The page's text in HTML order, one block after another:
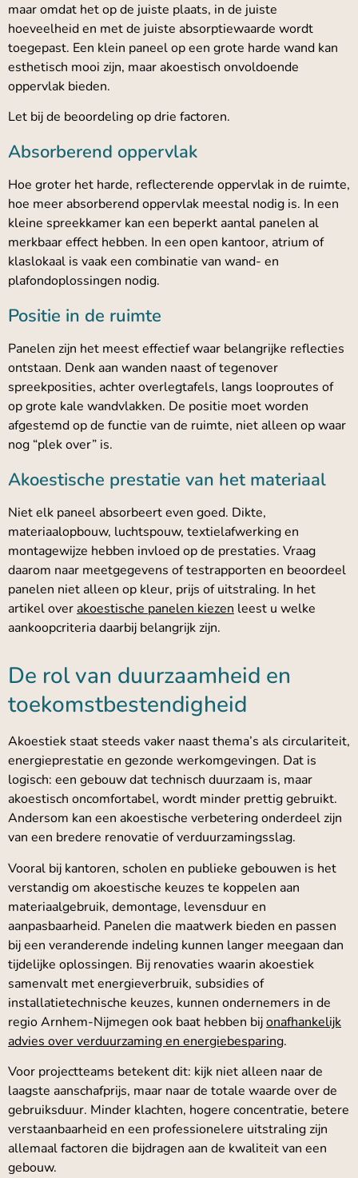
maar omdat het op de juiste plaats, in de juiste
hoeveelheid en met de juiste absorptiewaarde wordt
toegepast. Een klein paneel op een grote harde wand kan
esthetisch mooi zijn, maar akoestisch onvoldoende
oppervlak bieden.
Let bij de beoordeling op drie factoren.
Absorberend oppervlak
Hoe groter het harde, reflecterende oppervlak in de ruimte,
hoe meer absorberend oppervlak meestal nodig is. In een
kleine spreekkamer kan een beperkt aantal panelen al
merkbaar effect hebben. In een open kantoor, atrium of
klaslokaal is vaak een combinatie van wand- en
plafondoplossingen nodig.
Positie in de ruimte
Panelen zijn het meest effectief waar belangrijke reflecties
ontstaan. Denk aan wanden naast of tegenover
spreekposities, achter overlegtafels, langs looproutes of
op grote kale wandvlakken. De positie moet worden
afgestemd op de functie van de ruimte, niet alleen op waar
nog “plek over” is.
Akoestische prestatie van het materiaal
Niet elk paneel absorbeert even goed. Dikte,
materiaalopbouw, luchtspouw, textielafwerking en
montagewijze hebben invloed op de prestaties. Vraag
daarom naar meetgegevens of testrapporten en beoordeel
panelen niet alleen op kleur, prijs of uitstraling. In het
artikel overakoestische panelen kiezen leest u welke
aankoopcriteria daarbij belangrijk zijn.
De rol van duurzaamheid en
toekomstbestendigheid
Akoestiek staat steeds vaker naast thema’s als circulariteit,
energieprestatie en gezonde werkomgevingen. Dat is
logisch: een gebouw dat technisch duurzaam is, maar
akoestisch oncomfortabel, wordt minder prettig gebruikt.
Andersom kan een akoestische verbetering onderdeel zijn
van een bredere renovatie of verduurzamingsslag.
Vooral bij kantoren, scholen en publieke gebouwen is het
verstandig om akoestische keuzes te koppelen aan
materiaalgebruik, demontage, levensduur en
aanpasbaarheid. Panelen die maatwerk bieden en passen
bij een veranderende indeling kunnen langer meegaan dan
tijdelijke oplossingen. Bij renovaties waarin akoestiek
samenvalt met energieverbruik, subsidies of
installatietechnische keuzes, kunnen ondernemers in de
regio Arnhem-Nijmegen ook baat hebben bijonafhankelijk
advies over verduurzaming en energiebesparing.
Voor projectteams betekent dit: kijk niet alleen naar de
laagste aanschafprijs, maar naar de totale waarde over de
gebruiksduur. Minder klachten, hogere concentratie, betere
verstaanbaarheid en een professionelere uitstraling zijn
allemaal factoren die bijdragen aan de kwaliteit van een
gebouw.